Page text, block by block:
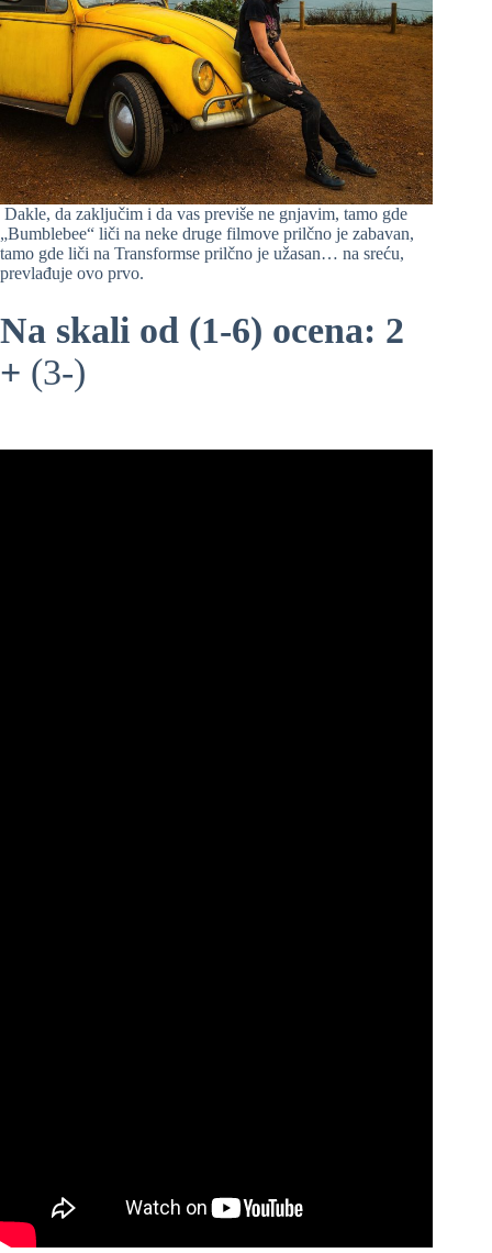
Dakle, da zaključim i da vas previše ne gnjavim, tamo gde
„Bumblebee“ liči na neke druge filmove prilčno je zabavan,
tamo gde liči na Transformse prilčno je užasan… na sreću,
prevlađuje ovo prvo.
Na skali od (1-6) ocena: 2
+ (3-)